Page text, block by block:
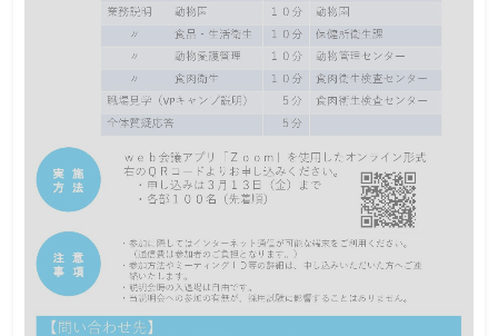
定員５０名
2026年5月1日（金）までにチラシの二次元コード
「法務教官」は、少年院や少年鑑別所で勤務する国家公務員で
す。 非行をしてしまった少年たちが、これから先、非行を繰り返
すことなく生きていけるよう、少年たちと丁寧に向き合い、変わ
ろうとする気持ちに寄り添い、立ち直りと社会復帰を手助けする
仕事をしています。 普段あまり知る機会のない少年院・少年鑑別
所の仕事の魅力をお伝えしますので、ぜひご参加ください！